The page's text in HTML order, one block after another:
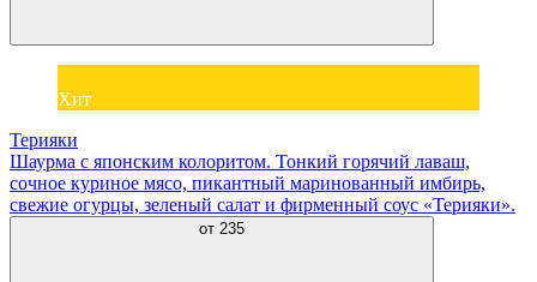
Хит
Терияки
Шаурма с японским колоритом. Тонкий горячий лаваш,
сочное куриное мясо, пикантный маринованный имбирь,
свежие огурцы, зеленый салат и фирменный соус «Терияки».
от 235